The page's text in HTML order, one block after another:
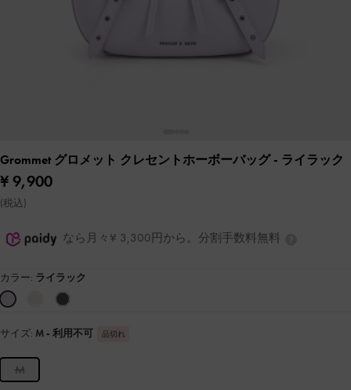
Grommet グロメット クレセントホーボーバッグ- ライラック
¥ 9,900
(税込)
なら月々¥ 3,300円から。分割手数料無料
カラー: ライラック
サイズ: M - 利用不可 品切れ
M